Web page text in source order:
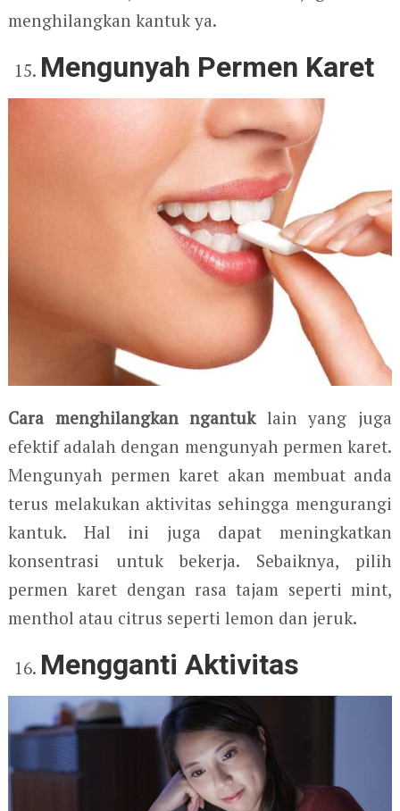
menghilangkan kantuk ya.
Mengunyah Permen Karet
Cara menghilangkan ngantuklain yang juga
efektif adalah dengan mengunyah permen karet.
Mengunyah permen karet akan membuat anda
terus melakukan aktivitas sehingga mengurangi
kantuk. Hal ini juga dapat meningkatkan
konsentrasi untuk bekerja. Sebaiknya, pilih
permen karet dengan rasa tajam seperti mint,
menthol atau citrus seperti lemon dan jeruk.
Mengganti Aktivitas